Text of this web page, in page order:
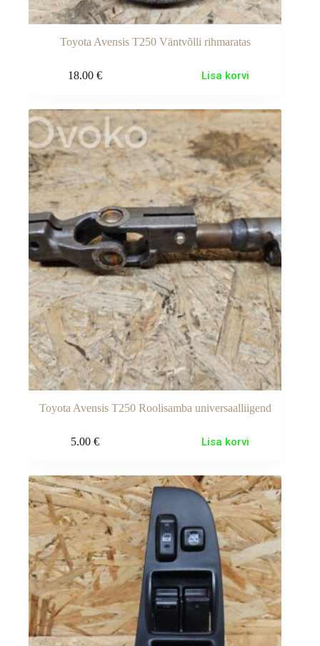
Toyota Avensis T250 Väntvõlli rihmaratas
18.00 € Lisa korvi
Toyota Avensis T250 Roolisamba universaalliigend
5.00 € Lisa korvi